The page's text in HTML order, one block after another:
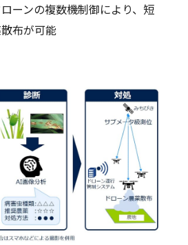
ーンの複数機制御により、短
布が可能